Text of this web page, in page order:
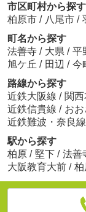
市区町村から探す
柏原市 / 八尾市 /
町名から探す
法善寺 / 大県 / 平
旭ケ丘 / 田辺 / 今
路線から探す
近鉄大阪線 / 関
近鉄信貴線 / お
近鉄難波・奈良線
駅から探す
柏原 / 堅下 / 法善
大阪教育大前 / 柏